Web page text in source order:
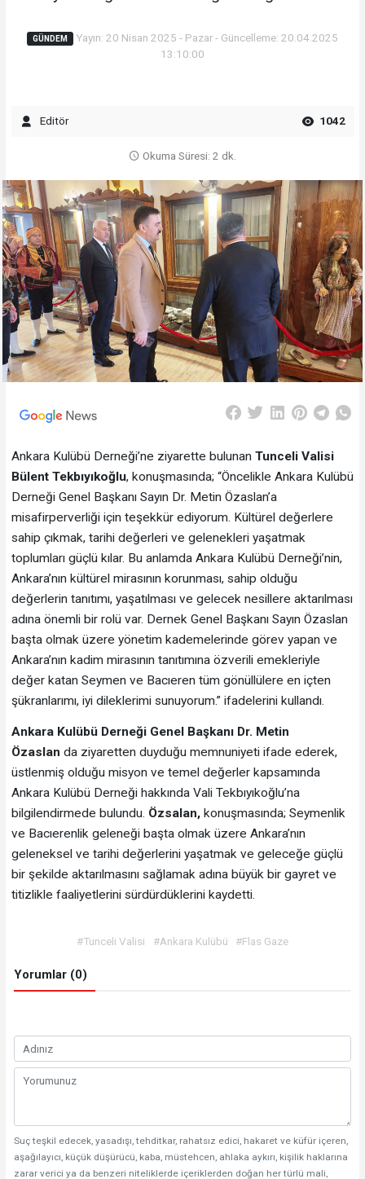
GÜNDEM
Yayın: 20 Nisan 2025 - Pazar - Güncelleme: 20.04.2025
13:10:00
Editör 1042
Okuma Süresi: 2 dk.
Ankara Kulübü Derneği’ne ziyarette bulunan Tunceli Valisi
Bülent Tekbıyıkoğlu, konuşmasında; “Öncelikle Ankara Kulübü
Derneği Genel Başkanı Sayın Dr. Metin Özaslan’a
misafirperverliği için teşekkür ediyorum. Kültürel değerlere
sahip çıkmak, tarihi değerleri ve gelenekleri yaşatmak
toplumları güçlü kılar. Bu anlamda Ankara Kulübü Derneği’nin,
Ankara’nın kültürel mirasının korunması, sahip olduğu
değerlerin tanıtımı, yaşatılması ve gelecek nesillere aktarılması
adına önemli bir rolü var. Dernek Genel Başkanı Sayın Özaslan
başta olmak üzere yönetim kademelerinde görev yapan ve
Ankara’nın kadim mirasının tanıtımına özverili emekleriyle
değer katan Seymen ve Bacıeren tüm gönüllülere en içten
şükranlarımı, iyi dileklerimi sunuyorum.” ifadelerini kullandı.
Ankara Kulübü Derneği Genel Başkanı Dr. Metin
Özaslan da ziyaretten duyduğu memnuniyeti ifade ederek,
üstlenmiş olduğu misyon ve temel değerler kapsamında
Ankara Kulübü Derneği hakkında Vali Tekbıyıkoğlu’na
bilgilendirmede bulundu. Özsalan,konuşmasında; Seymenlik
ve Bacıerenlik geleneği başta olmak üzere Ankara’nın
geleneksel ve tarihi değerlerini yaşatmak ve geleceğe güçlü
bir şekilde aktarılmasını sağlamak adına büyük bir gayret ve
titizlikle faaliyetlerini sürdürdüklerini kaydetti.
#Tunceli Valisi #Ankara Kulübü #Flas Gaze
Yorumlar (0)
Suç teşkil edecek, yasadışı, tehditkar, rahatsız edici, hakaret ve küfür içeren,
aşağılayıcı, küçük düşürücü, kaba, müstehcen, ahlaka aykırı, kişilik haklarına
zarar verici ya da benzeri niteliklerde içeriklerden doğan her türlü mali,